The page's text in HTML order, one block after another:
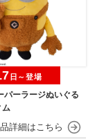
ーラージぬいぐる
日～登場